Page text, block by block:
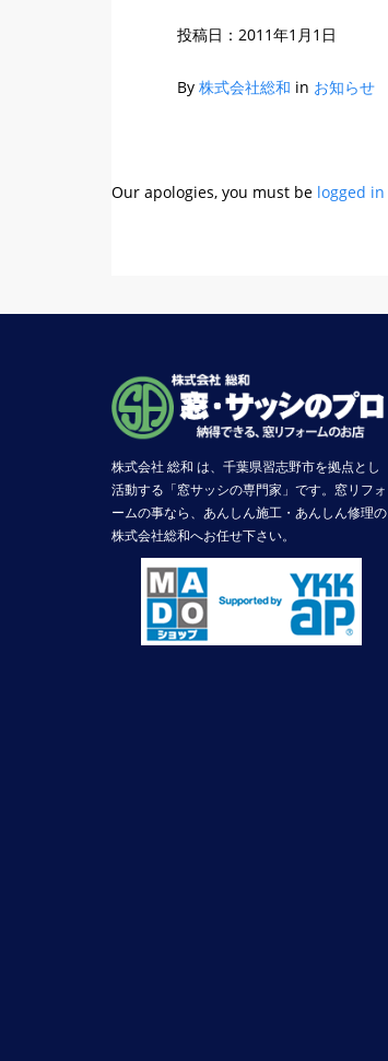
投稿日： 2011年1月1日
By 株式会社総和 in お知らせ
Our apologies, you must be logged in
株式会社 総和 は、千葉県習志野市を拠点とし
活動する「窓サッシの専門家」です。窓リフォ
ームの事なら、あんしん施工・あんしん修理の
株式会社総和へお任せ下さい。